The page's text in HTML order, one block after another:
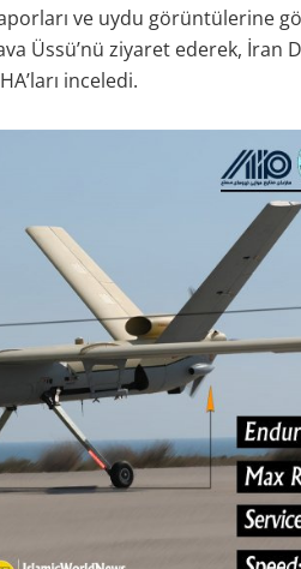
ve uydu görüntülerine
Üssü’nü ziyaret ederek, İran
inceledi.